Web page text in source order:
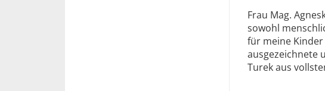
Frau Mag.
sowohl
für meine
ausgezeichnete
Turek aus